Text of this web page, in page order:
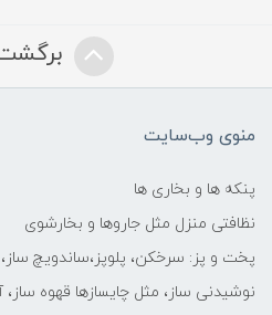
برگشت
منوی وب‌سایت
پنکه ها و بخاری ها
نظافتی منزل مثل جاروها و بخارشوی
پخت و پز: سرخکن، پلوپز،ساندویچ ساز،
نوشیدنی ساز، مثل چایسازها قهوه ساز،